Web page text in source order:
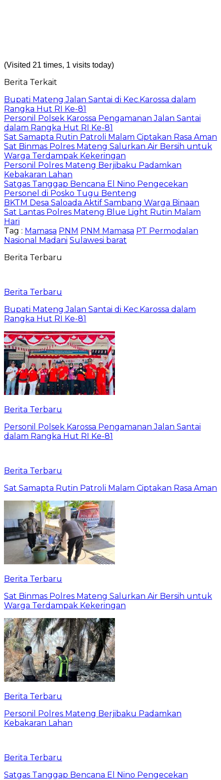
(Visited 21 times, 1 visits today)
Berita Terkait
Bupati Mateng Jalan Santai di Kec.Karossa dalam
Rangka Hut RI Ke-81
Personil Polsek Karossa Pengamanan Jalan Santai
dalam Rangka Hut RI Ke-81
Sat Samapta Rutin Patroli Malam Ciptakan Rasa Aman
Sat Binmas Polres Mateng Salurkan Air Bersih untuk
Warga Terdampak Kekeringan
Personil Polres Mateng Berjibaku Padamkan
Kebakaran Lahan
Satgas Tanggap Bencana El Nino Pengecekan
Personel di Posko Tugu Benteng
BKTM Desa Saloada Aktif Sambang Warga Binaan
Sat Lantas Polres Mateng Blue Light Rutin Malam
Hari
Tag : Mamasa PNM PNM Mamasa PT Permodalan
Nasional Madani Sulawesi barat
Berita Terbaru
Berita Terbaru
Bupati Mateng Jalan Santai di Kec.Karossa dalam
Rangka Hut RI Ke-81
Berita Terbaru
Personil Polsek Karossa Pengamanan Jalan Santai
dalam Rangka Hut RI Ke-81
Berita Terbaru
Sat Samapta Rutin Patroli Malam Ciptakan Rasa Aman
Berita Terbaru
Sat Binmas Polres Mateng Salurkan Air Bersih untuk
Warga Terdampak Kekeringan
Berita Terbaru
Personil Polres Mateng Berjibaku Padamkan
Kebakaran Lahan
Berita Terbaru
Satgas Tanggap Bencana El Nino Pengecekan